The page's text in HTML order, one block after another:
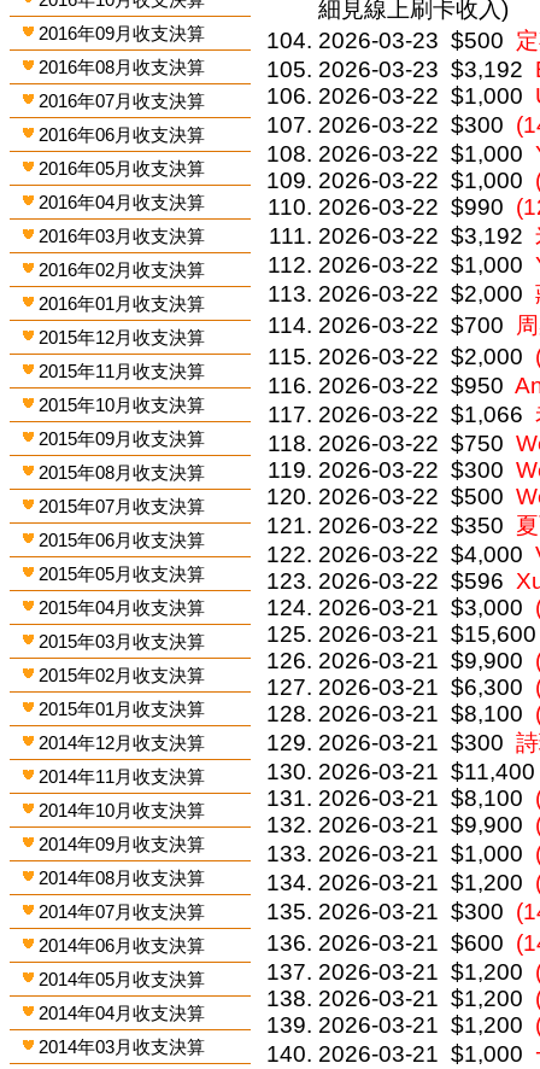
2016年09月收支決算
2016年08月收支決算
2016年07月收支決算
2016年06月收支決算
2016年05月收支決算
2016年04月收支決算
2016年03月收支決算
2016年02月收支決算
2016年01月收支決算
2015年12月收支決算
2015年11月收支決算
2015年10月收支決算
2015年09月收支決算
2015年08月收支決算
2015年07月收支決算
2015年06月收支決算
2015年05月收支決算
2015年04月收支決算
2015年03月收支決算
2015年02月收支決算
2015年01月收支決算
2014年12月收支決算
2014年11月收支決算
2014年10月收支決算
2014年09月收支決算
2014年08月收支決算
2014年07月收支決算
2014年06月收支決算
2014年05月收支決算
2014年04月收支決算
2014年03月收支決算
細見線上刷卡收入)
2026-03-23 $500
2026-03-23 $3,192
2026-03-22 $1,000
2026-03-22 $300
2026-03-22 $1,000
2026-03-22 $1,000
2026-03-22 $990
2026-03-22 $3,192
2026-03-22 $1,000
2026-03-22 $2,000
2026-03-22 $700
2026-03-22 $2,000
2026-03-22 $950
2026-03-22 $1,066
2026-03-22 $750
2026-03-22 $300
2026-03-22 $500
2026-03-22 $350
2026-03-22 $4,000
2026-03-22 $596
2026-03-21 $3,000
2026-03-21 $15,600
2026-03-21 $9,900
2026-03-21 $6,300
2026-03-21 $8,100
2026-03-21 $300
2026-03-21 $11,400
2026-03-21 $8,100
2026-03-21 $9,900
2026-03-21 $1,000
2026-03-21 $1,200
2026-03-21 $300
2026-03-21 $600
2026-03-21 $1,200
2026-03-21 $1,200
2026-03-21 $1,200
2026-03-21 $1,000